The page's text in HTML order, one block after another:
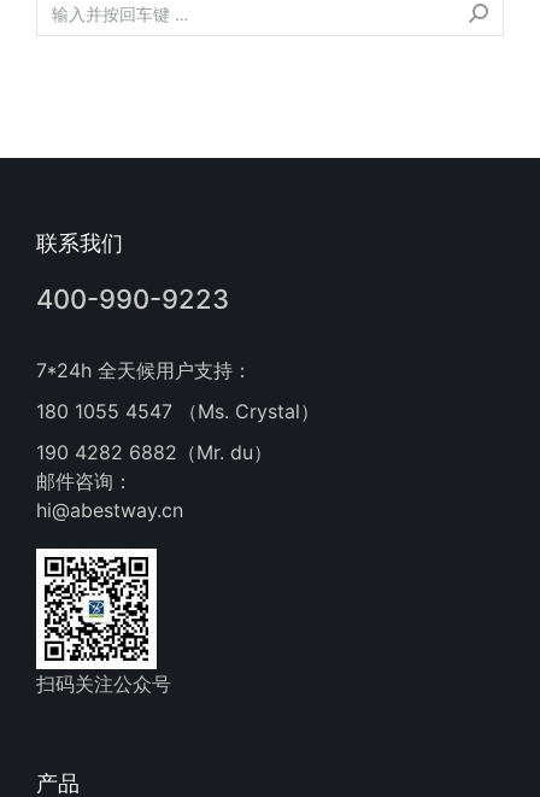
联系我们
400-990-9223
7*24h 全天候用户支持：
180 1055 4547 （Ms. Crystal）
190 4282 6882（Mr. du）
邮件咨询：
hi@abestway.cn
扫码关注公众号
产品